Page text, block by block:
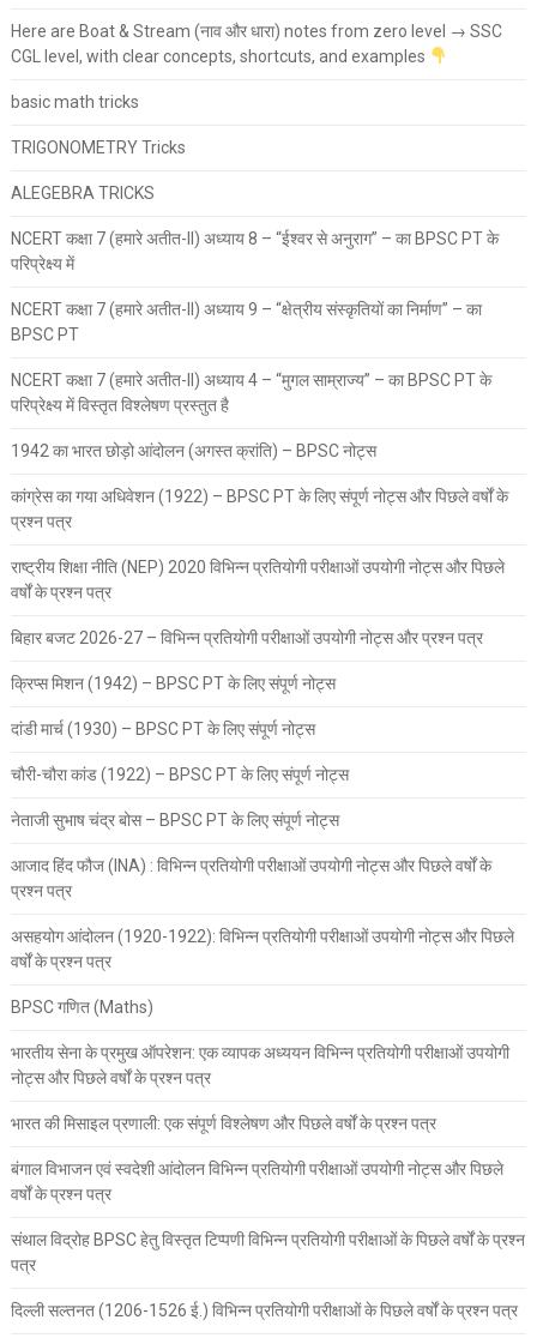
Here are Boat & Stream (नाव और धारा) notes from zero level → SSC
CGL level, with clear concepts, shortcuts, and examples
basic math tricks
TRIGONOMETRY Tricks
ALEGEBRA TRICKS
NCERT कक्षा 7 (हमारे अतीत-II) अध्याय 8 – “ईश्वर से अनुराग” – का BPSC PT के
परिप्रेक्ष्य में
NCERT कक्षा 7 (हमारे अतीत-II) अध्याय 9 – “क्षेत्रीय संस्कृतियों का निर्माण” – का
BPSC PT
NCERT कक्षा 7 (हमारे अतीत-II) अध्याय 4 – “मुगल साम्राज्य” – का BPSC PT के
परिप्रेक्ष्य में विस्तृत विश्लेषण प्रस्तुत है
1942 का भारत छोड़ो आंदोलन (अगस्त क्रांति) – BPSC नोट्स
कांग्रेस का गया अधिवेशन (1922) – BPSC PT के लिए संपूर्ण नोट्स और पिछले वर्षों के
प्रश्न पत्र
राष्ट्रीय शिक्षा नीति (NEP) 2020 विभिन्न प्रतियोगी परीक्षाओं उपयोगी नोट्स और पिछले
वर्षों के प्रश्न पत्र
बिहार बजट 2026-27 – विभिन्न प्रतियोगी परीक्षाओं उपयोगी नोट्स और प्रश्न पत्र
क्रिप्स मिशन (1942) – BPSC PT के लिए संपूर्ण नोट्स
दांडी मार्च (1930) – BPSC PT के लिए संपूर्ण नोट्स
चौरी-चौरा कांड (1922) – BPSC PT के लिए संपूर्ण नोट्स
नेताजी सुभाष चंद्र बोस – BPSC PT के लिए संपूर्ण नोट्स
आजाद हिंद फौज (INA) : विभिन्न प्रतियोगी परीक्षाओं उपयोगी नोट्स और पिछले वर्षों के
प्रश्न पत्र
असहयोग आंदोलन (1920-1922): विभिन्न प्रतियोगी परीक्षाओं उपयोगी नोट्स और पिछले
वर्षों के प्रश्न पत्र
BPSC गणित (Maths)
भारतीय सेना के प्रमुख ऑपरेशन: एक व्यापक अध्ययन विभिन्न प्रतियोगी परीक्षाओं उपयोगी
नोट्स और पिछले वर्षों के प्रश्न पत्र
भारत की मिसाइल प्रणाली: एक संपूर्ण विश्लेषण और पिछले वर्षों के प्रश्न पत्र
बंगाल विभाजन एवं स्वदेशी आंदोलन विभिन्न प्रतियोगी परीक्षाओं उपयोगी नोट्स और पिछले
वर्षों के प्रश्न पत्र
संथाल विद्रोह BPSC हेतु विस्तृत टिप्पणी विभिन्न प्रतियोगी परीक्षाओं के पिछले वर्षों के प्रश्न
पत्र
दिल्ली सल्तनत (1206-1526 ई.) विभिन्न प्रतियोगी परीक्षाओं के पिछले वर्षों के प्रश्न पत्र